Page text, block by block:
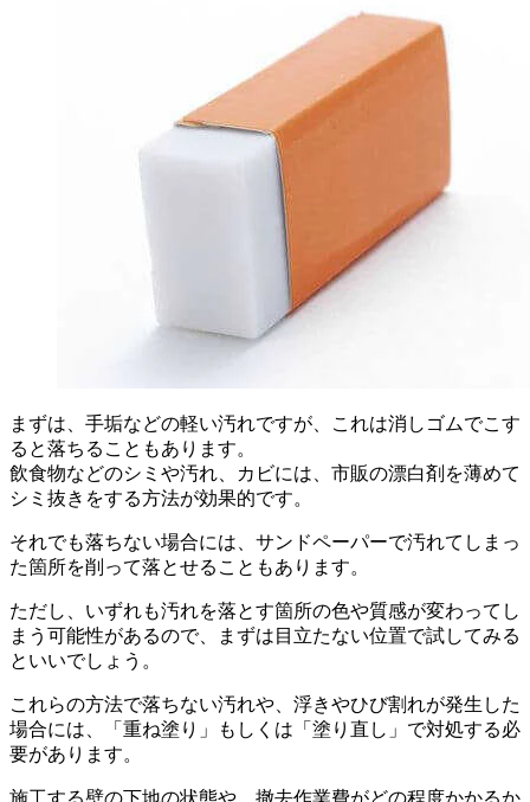
まずは、手垢などの軽い汚れですが、これは消しゴムでこす
ると落ちることもあります。
飲食物などのシミや汚れ、カビには、市販の漂白剤を薄めて
シミ抜きをする方法が効果的です。
それでも落ちない場合には、サンドペーパーで汚れてしまっ
た箇所を削って落とせることもあります。
ただし、いずれも汚れを落とす箇所の色や質感が変わってし
まう可能性があるので、まずは目立たない位置で試してみる
といいでしょう。
これらの方法で落ちない汚れや、浮きやひび割れが発生した
場合には、「重ね塗り」もしくは「塗り直し」で対処する必
要があります。
施工する壁の下地の状態や、撤去作業費がどの程度かかるか